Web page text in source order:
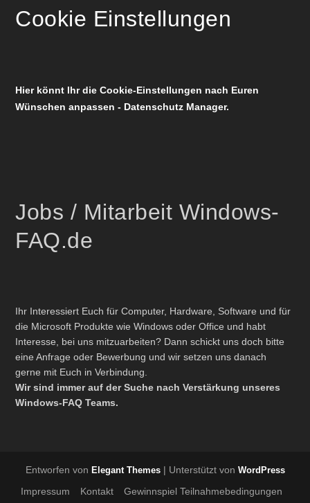
Cookie Einstellungen
Hier könnt Ihr die Cookie-Einstellungen nach Euren
Wünschen anpassen - Datenschutz Manager.
Jobs / Mitarbeit Windows-
FAQ.de
Ihr Interessiert Euch für Computer, Hardware, Software und für
die Microsoft Produkte wie Windows oder Office und habt
Interesse, bei uns mitzuarbeiten? Dann schickt uns doch bitte
eine Anfrage oder Bewerbung und wir setzen uns danach
gerne mit Euch in Verbindung.
Wir sind immer auf der Suche nach Verstärkung unseres
Windows-FAQ Teams.
Entworfen von Elegant Themes| Unterstützt von WordPress
Impressum Kontakt Gewinnspiel Teilnahmebedingungen